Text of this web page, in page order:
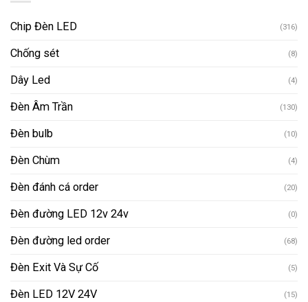
Chip Đèn LED (316)
Chống sét (8)
Dây Led (4)
Đèn Âm Trần (130)
Đèn bulb (10)
Đèn Chùm (4)
Đèn đánh cá order (20)
Đèn đường LED 12v 24v (0)
Đèn đường led order (68)
Đèn Exit Và Sự Cố (5)
Đèn LED 12V 24V (15)